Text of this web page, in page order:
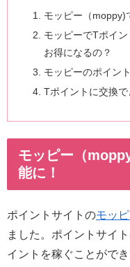
モッピー（moppy)
モッピーでTポイ
お得になるの？
モッピーのポイン
Tポイントに交換
モッピー（
能に！
ポイントサイトのモッ
ました。ポイントサイ
イントを稼ぐことがで